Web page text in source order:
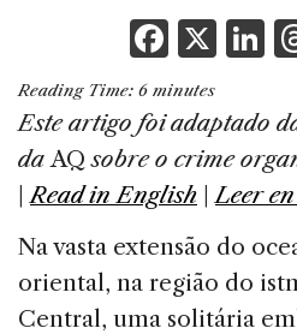
F
a
c
e
b
o
o
k
X
k
e
Reading Time: 6 minutes
Este artigo foi adaptado
da AQsobre o crime
| Read in English | Leer
Na vasta extensão do
oriental, na região do
Central, uma solitária